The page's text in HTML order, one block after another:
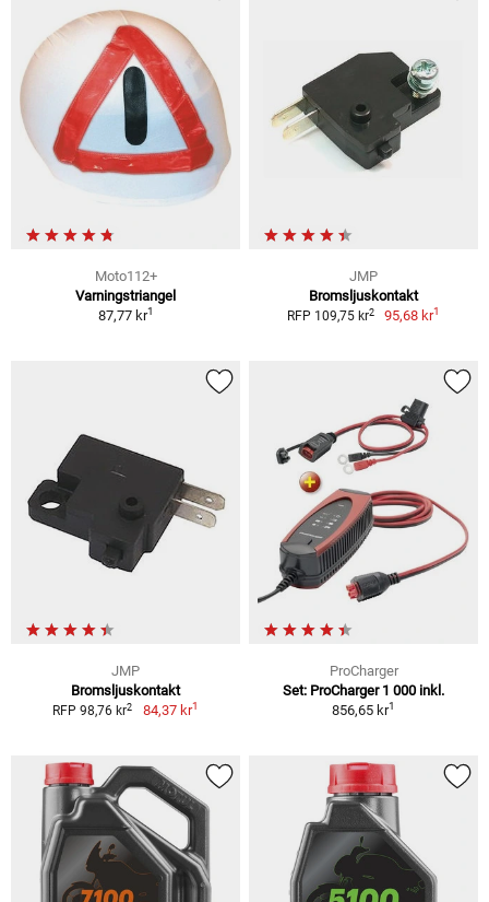
Moto112+
Varningstriangel
87,77 kr1
JMP
Bromsljuskontakt
RFP 109,75 kr2 95,68 kr1
JMP
Bromsljuskontakt
RFP 98,76 kr2 84,37 kr1
ProCharger
Set: ProCharger 1 000 inkl.
856,65 kr1